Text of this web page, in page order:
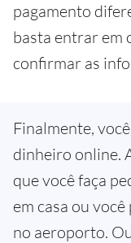
pagamento
basta entrar em
confirmar as
Finalmente,
dinheiro online.
que você faça
em casa ou
no aeroporto.